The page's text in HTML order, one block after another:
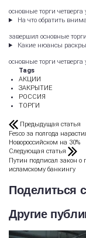
основные торги
На что обратить
завершил основные
Какие нюансы
основные торги
Tags
АКЦИИ
ЗАКРЫТИЕ
РОССИЯ
ТОРГИ
Предыдущая статья
Fesco за полгода
Новороссийском на 30%
Следующая статья
Путин подписал закон о
исламскому банкингу
Поделиться
Другие